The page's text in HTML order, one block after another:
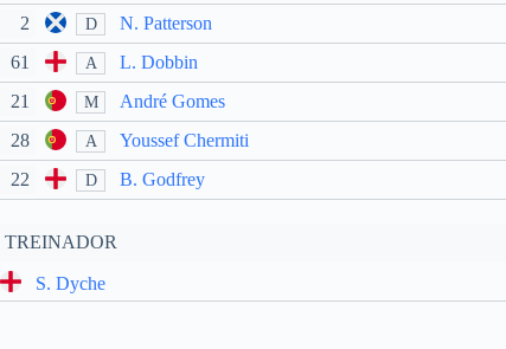
2
D
N. Patterson
61
A
L. Dobbin
21
M
André Gomes
28
A
Youssef Chermiti
22
D B. Godfrey
TREINADOR
S. Dyche